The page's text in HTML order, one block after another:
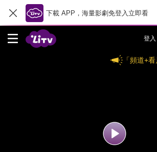
下載 APP，海量影劇免登入立即看
登入
「頻道+